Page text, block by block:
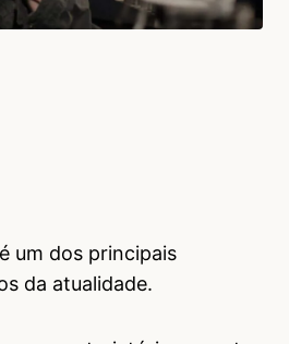
um dos principais
da atualidade.